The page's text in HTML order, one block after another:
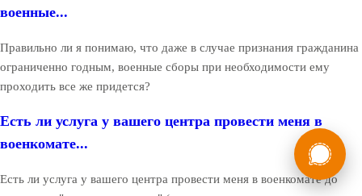
военные...
Правильно ли я понимаю, что даже в случае признания гражданина
ограниченно годным, военные сборы при необходимости ему
проходить все же придется?
Есть ли услуга у вашего центра провести меня в
военкомате...
Есть ли услуга у вашего центра провести меня в военкомате до
консультация